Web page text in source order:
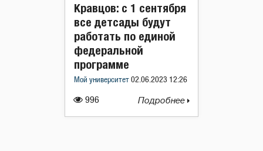
996
Кравцов: с 1 сентября
все детсады будут
работать по единой
федеральной
программе
Мой университет 02.06.2023 12:26
Подробнее